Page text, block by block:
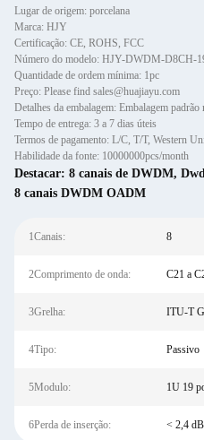
Lugar de origem: porcelana
Marca: HJY
Certificação: CE, ROHS, FCC
Número do modelo: HJY-DWDM-D8CH-
Quantidade de ordem mínima: 1pc
Preço: Please find sales@huajiayu.com
Detalhes da embalagem: Embalagem padrão
Tempo de entrega: 3 a 7 dias úteis
Termos de pagamento: L/C, T/T, Western
Habilidade da fonte: 10000000pcs/month
Destacar: 8 canais de DWDM,
8 canais DWDM OADM
1Canais: 8
2Comprimento de onda: C21 a
3Grelha: ITU-T
4Tipo: Passivo
5Modulo: 1U 19
6Perda de inserção: < 2,4 dB